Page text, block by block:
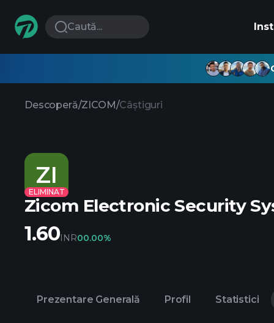
Caută...
Descoperă/ZICOM/Câștiguri
ZI
ELIMINAT
Zicom Electronic Security
1.60INR00.00%
Prezentare Generală Profil Statistici